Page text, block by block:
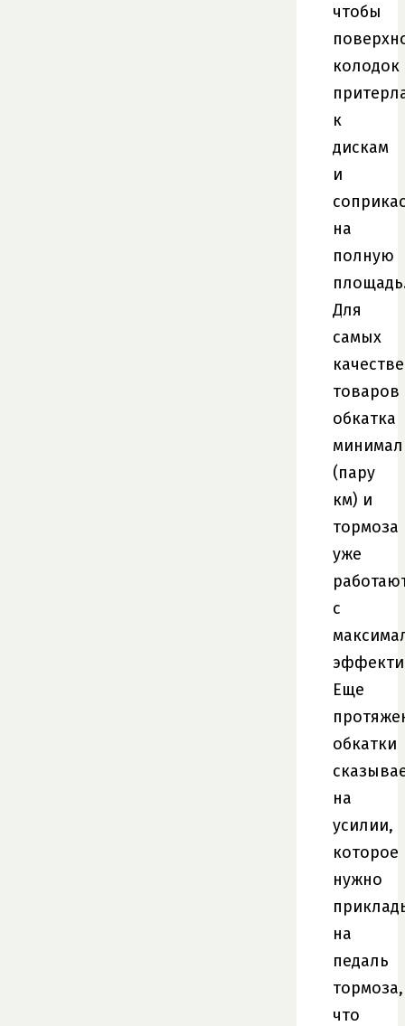
чтобы
колодок
к
дискам
и
на
полную
Для
самых
товаров
обкатка
(пару
км) и
тормоза
уже
с
Еще
обкатки
на
усилии,
которое
нужно
на
педаль
тормоза,
что